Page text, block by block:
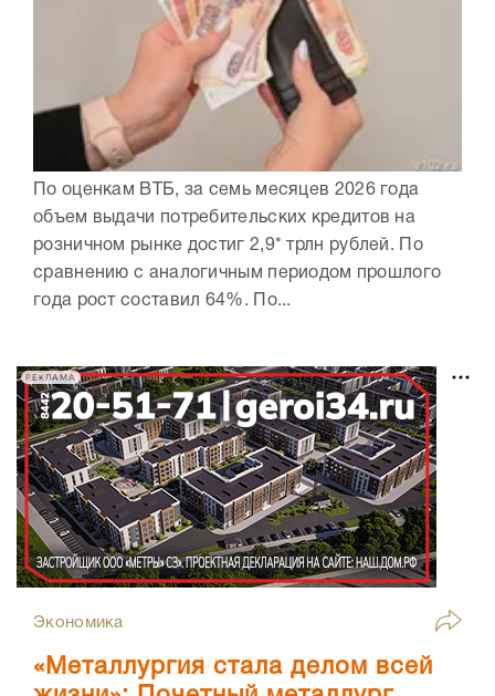
По оценкам ВТБ, за семь месяцев 2026 года
объем выдачи потребительских кредитов на
розничном рынке достиг 2,9* трлн рублей. По
сравнению с аналогичным периодом прошлого
года рост составил 64%. По...
РЕКЛАМА
Экономика
«Металлургия стала делом всей